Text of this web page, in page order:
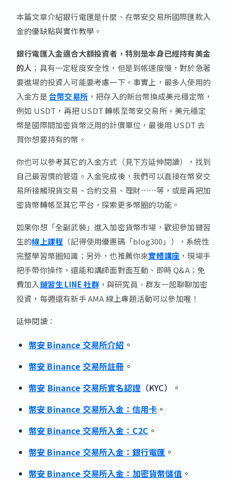
本篇文章介紹銀行電匯是什麼、在幣安交易所國際匯款入
金的優缺點與實作教學。
銀行電匯入金適合大額投資者，特別是本身已經持有美金
的人 ；具有一定程度安全性，但是到帳速度慢，對於急著
要進場的投資人可能要考慮一下。事實上，最多人使用的
入金方是 台幣交易所 ，把存入的新台幣換成美元穩定幣，
例如 USDT，再把 USDT 轉帳至幣安交易所。美元穩定
幣是國際間加密貨幣泛用的計價單位，最後用 USDT 去
買你想要持有的幣。
你也可以參考其它的入金方式（見下方延伸閱讀），找到
自己最習慣的管道。入金完成後，我們可以直接在幣安交
易所接觸現貨交易、合約交易、理財⋯⋯等，或是再把加
密貨幣轉帳至其它平台，探索更多幣圈的功能。
如果你想「全副武裝」進入加密貨幣市場，歡迎參加鏈習
生的線上課程 （記得使用優惠碼「blog300」），系統性
完整學習幣圈知識；另外，也推薦你來實體講座 ，現場手
把手帶你操作，還能和講師面對面互動、即時 Q&A；免
費加入鏈習生 LINE 社群，與研究員、群友一起聊聊加密
投資，每週還有新手 AMA 線上專題活動可以參加喔！
延伸閱讀：
幣安 Binance 交易所介紹 。
幣安 Binance 交易所註冊 。
幣安 Binance 交易所實名認證（KYC）。
幣安 Binance 交易所入金：信用卡 。
幣安 Binance 交易所入金：C2C 。
幣安 Binance 交易所入金：銀行電匯 。
幣安 Binance 交易所入金：加密貨幣儲值。